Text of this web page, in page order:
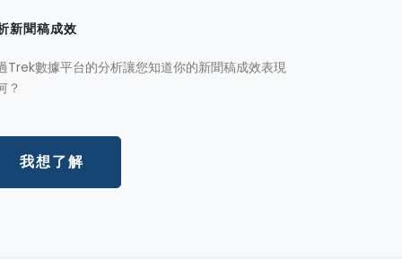
新聞稿成效
Trek數據平台的分析讓您知道你的新聞稿成效表現
？
我想了解